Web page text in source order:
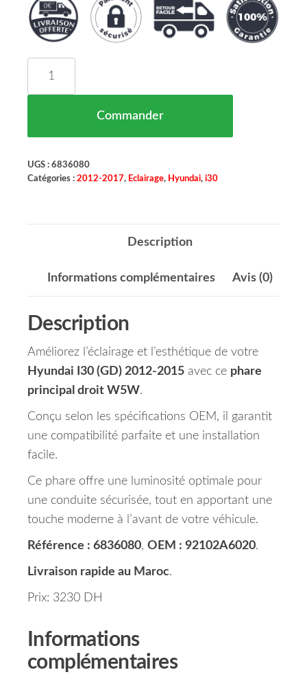
Commander
UGS : 6836080
Catégories : 2012-2017, Eclairage, Hyundai, i30
Description
Informations complémentaires Avis (0)
Description
Améliorez l’éclairage et l’esthétique de votre
Hyundai I30 (GD) 2012-2015 avec ce phare
principal droit W5W.
Conçu selon les spécifications OEM, il garantit
une compatibilité parfaite et une installation
facile.
Ce phare offre une luminosité optimale pour
une conduite sécurisée, tout en apportant une
touche moderne à l’avant de votre véhicule.
Référence : 6836080, OEM : 92102A6020.
Livraison rapide au Maroc.
Prix: 3230 DH
Informations
complémentaires